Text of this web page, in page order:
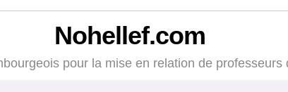
Nohellef.com
pour la mise en relation de professeurs